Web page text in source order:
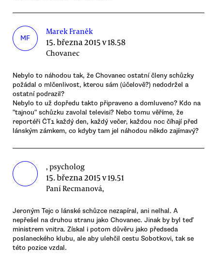
MF
Marek Franěk
15. března 2015 v 18.58
Chovanec
Nebylo to náhodou tak, že Chovanec ostatní členy schůzky
požádal o mlčenlivost, kterou sám (účelově?) nedodržel a
ostatní podrazil?
Nebylo to už dopředu takto připraveno a domluveno? Kdo na
"tajnou" schůzku zavolal televisi? Nebo tomu věříme, že
reportéři ČT1 každý den, každý večer, každou noc číhají před
lánským zámkem, co kdyby tam jel náhodou někdo zajímavý?
, psycholog
15. března 2015 v 19.51
Paní Recmanová,
Jeroným Tejc o lánské schůzce nezapíral, ani nelhal. A
nepřešel na druhou stranu jako Chovanec. Jinak by byl teď
ministrem vnitra. Získal i potom důvěru jako předseda
poslaneckého klubu, ale aby ulehčil cestu Sobotkovi, tak se
této pozice vzdal.